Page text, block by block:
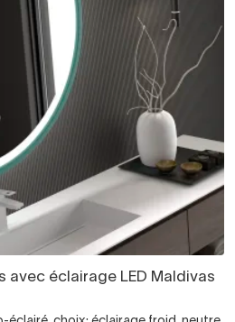
avec éclairage LED Maldivas